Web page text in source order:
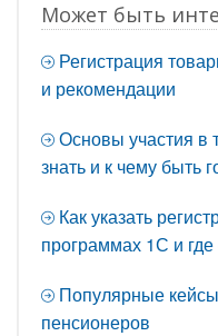
Может быть
Регистрация
и рекомендации
Основы участия в
знать и к чему быть
Как указать
программах 1С и где
Популярные
пенсионеров